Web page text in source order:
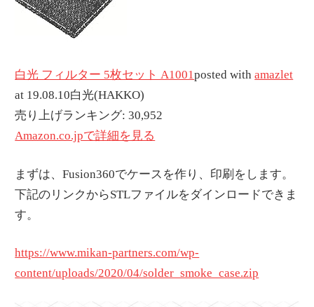
白光 フィルター 5枚セット A1001posted withamazlet
at 19.08.10白光(HAKKO)
売り上げランキング: 30,952
Amazon.co.jpで詳細を見る
まずは、Fusion360でケースを作り、印刷をします。
下記のリンクからSTLファイルをダインロードできま
す。
https://www.mikan-partners.com/wp-
content/uploads/2020/04/solder_smoke_case.zip